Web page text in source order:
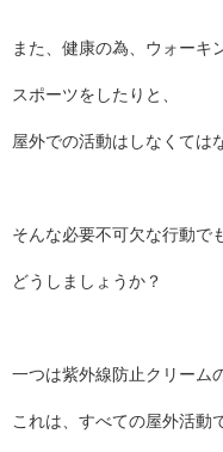
また、健康の為、ウォーキ
スポーツをしたりと、
屋外での活動はしなくては
そんな必要不可欠な行動で
どうしましょうか？
一つは紫外線防止クリーム
これは、すべての屋外活動